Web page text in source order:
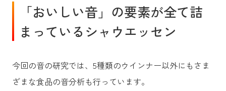
「おいしい音」の要素が全て詰
まっているシャウエッセン
今回の音の研究では、5種類のウインナー以外にもさま
ざまな食品の音分析も行っています。